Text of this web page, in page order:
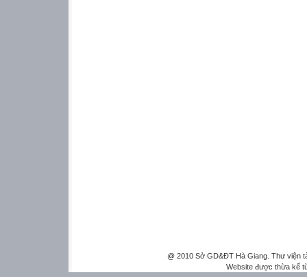
@ 2010 Sở GD&ĐT Hà Giang. Thư viện
Website được thừa kế